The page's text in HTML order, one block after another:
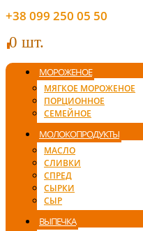
+38 099 250 05 50
00 шт.
МОРОЖЕНОЕ
МЯГКОЕ МОРОЖЕНОЕ
ПОРЦИОННОЕ
СЕМЕЙНОЕ
МОЛОКОПРОДУКТЫ
МАСЛО
СЛИВКИ
СПРЕД
СЫРКИ
СЫР
ВЫПЕЧКА